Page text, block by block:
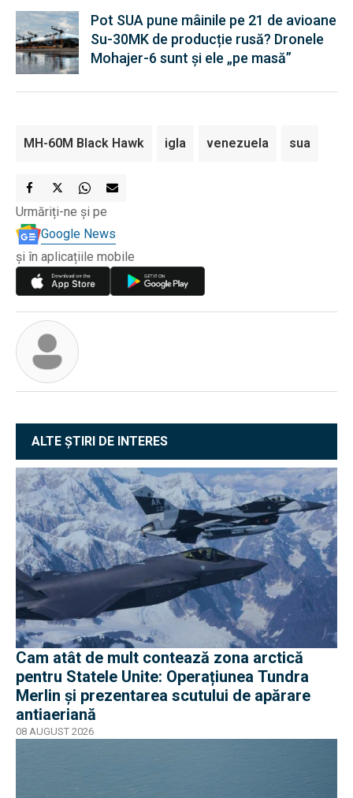
Pot SUA pune mâinile pe 21 de avioane
Su-30MK de producție rusă? Dronele
Mohajer-6 sunt și ele „pe masă”
MH-60M Black Hawk igla venezuela sua
Urmăriți-ne și pe
Google News
și în aplicațiile mobile
ALTE ȘTIRI DE INTERES
Cam atât de mult contează zona arctică
pentru Statele Unite: Operațiunea Tundra
Merlin şi prezentarea scutului de apărare
antiaeriană
08 AUGUST 2026